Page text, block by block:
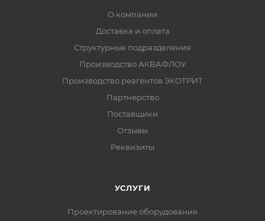
О компании
Доставка и оплата
Структурные подразделения
Производство АКВАФЛОУ
Производство реагентов ЭКОТРИТ
Партнерство
Поставщики
Отзывы
Реквизиты
УСЛУГИ
Проектирование оборудования